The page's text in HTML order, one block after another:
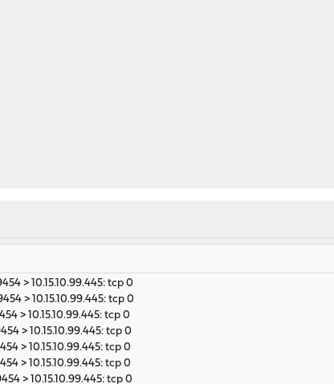
> 10.15.10.99.445: tcp 0
> 10.15.10.99.445: tcp 0
> 10.15.10.99.445: tcp 0
> 10.15.10.99.445: tcp 0
> 10.15.10.99.445: tcp 0
> 10.15.10.99.445: tcp 0
> 10.15.10.99.445: tcp 0